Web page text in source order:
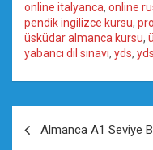
online italyanca, online
pendik ingilizce kursu,
üsküdar almanca kursu,
yabancı dil sınavı, yds,
Almanca A1 Seviye